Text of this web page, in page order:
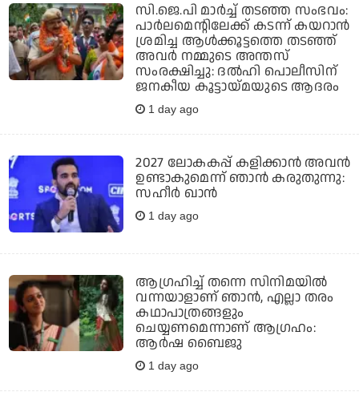
സി.ജെ.പി മാര്‍ച്ച് തടഞ്ഞ സംഭവം:
പാര്‍ലമെന്റിലേക്ക് കടന്ന് കയറാന്‍
ശ്രമിച്ച ആള്‍ക്കൂട്ടത്തെ തടഞ്ഞ്
അവര്‍ നമ്മുടെ അന്തസ്
സംരക്ഷിച്ചു: ദല്‍ഹി പൊലീസിന്
ജനകീയ കൂട്ടായ്മയുടെ ആദരം
1 day ago
2027 ലോകകപ്പ് കളിക്കാന്‍ അവന്‍
ഉണ്ടാകുമെന്ന് ഞാന്‍ കരുതുന്നു:
സഹീര്‍ ഖാന്‍
1 day ago
ആഗ്രഹിച്ച് തന്നെ സിനിമയില്‍
വന്നയാളാണ് ഞാന്‍, എല്ലാ തരം
കഥാപാത്രങ്ങളും
ചെയ്യണമെന്നാണ് ആഗ്രഹം:
ആര്‍ഷ ബൈജു
1 day ago